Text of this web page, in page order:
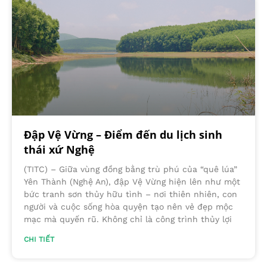
Đập Vệ Vừng – Điểm đến du lịch sinh
thái xứ Nghệ
(TITC) – Giữa vùng đồng bằng trù phú của “quê lúa”
Yên Thành (Nghệ An), đập Vệ Vừng hiện lên như một
bức tranh sơn thủy hữu tình – nơi thiên nhiên, con
người và cuộc sống hòa quyện tạo nên vẻ đẹp mộc
mạc mà quyến rũ. Không chỉ là công trình thủy lợi
CHI TIẾT